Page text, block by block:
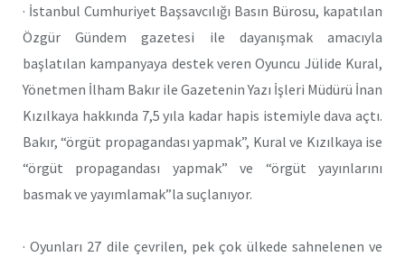
· İstanbul Cumhuriyet Başsavcılığı Basın Bürosu, kapatılan
Özgür Gündem gazetesi ile dayanışmak amacıyla
başlatılan kampanyaya destek veren Oyuncu Jülide Kural,
Yönetmen İlham Bakır ile Gazetenin Yazı İşleri Müdürü İnan
Kızılkaya hakkında 7,5 yıla kadar hapis istemiyle dava açtı.
Bakır, “örgüt propagandası yapmak”, Kural ve Kızılkaya ise
“örgüt propagandası yapmak” ve “örgüt yayınlarını
basmak ve yayımlamak”la suçlanıyor.
· Oyunları 27 dile çevrilen, pek çok ülkede sahnelenen ve